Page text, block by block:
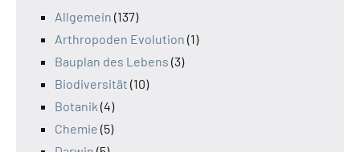
Allgemein (137)
Arthropoden Evolution (1)
Bauplan des Lebens (3)
Biodiversität (10)
Botanik (4)
Chemie (5)